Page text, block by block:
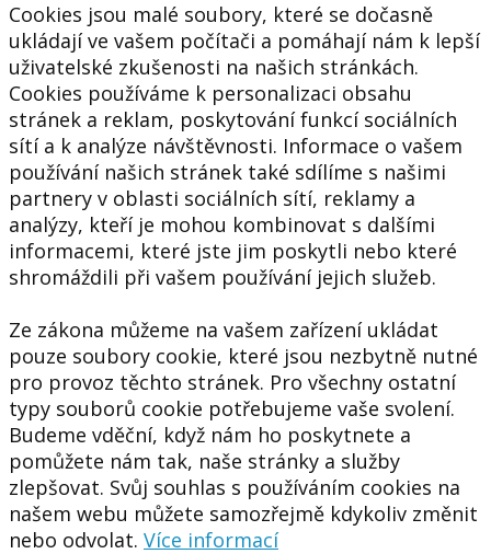
Cookies jsou malé soubory, které se dočasně
ukládají ve vašem počítači a pomáhají nám k lepší
uživatelské zkušenosti na našich stránkách.
Cookies používáme k personalizaci obsahu
stránek a reklam, poskytování funkcí sociálních
sítí a k analýze návštěvnosti. Informace o vašem
používání našich stránek také sdílíme s našimi
partnery v oblasti sociálních sítí, reklamy a
analýzy, kteří je mohou kombinovat s dalšími
informacemi, které jste jim poskytli nebo které
shromáždili při vašem používání jejich služeb.
Ze zákona můžeme na vašem zařízení ukládat
pouze soubory cookie, které jsou nezbytně nutné
pro provoz těchto stránek. Pro všechny ostatní
typy souborů cookie potřebujeme vaše svolení.
Budeme vděční, když nám ho poskytnete a
pomůžete nám tak, naše stránky a služby
zlepšovat. Svůj souhlas s používáním cookies na
našem webu můžete samozřejmě kdykoliv změnit
nebo odvolat. Více informací